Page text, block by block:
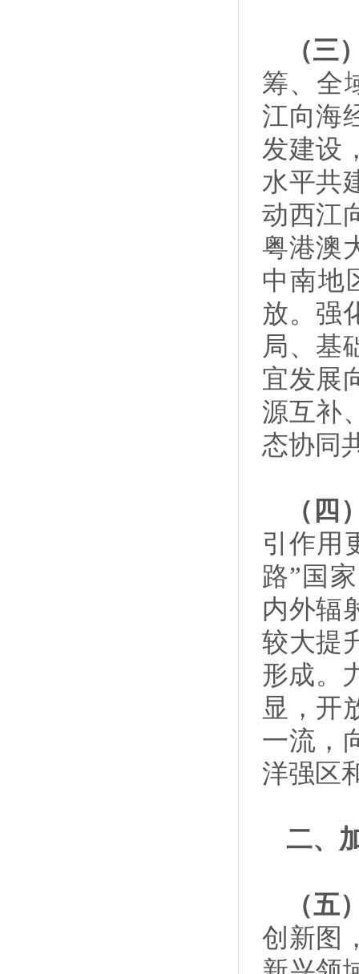
（三
筹、全
江向海
发建设
水平共
动西江
粤港澳
中南地
放。强
局、基
宜发展
源互补
态协同
（四
引作用
路”国
内外辐
较大提
形成。
显，开
一流，
洋强区
二、
（五
创新图